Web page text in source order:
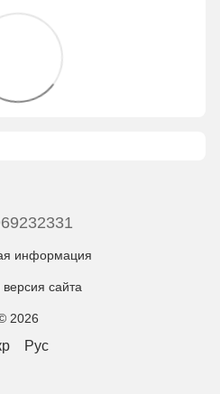
информация
сайта
2026
Рус